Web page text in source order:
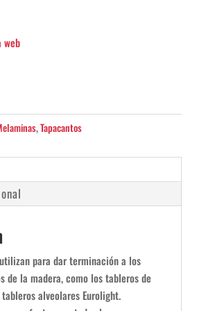
,Tapacantos
para dar terminación a los
de la madera, como los tableros de
tableros alveolares Eurolight.